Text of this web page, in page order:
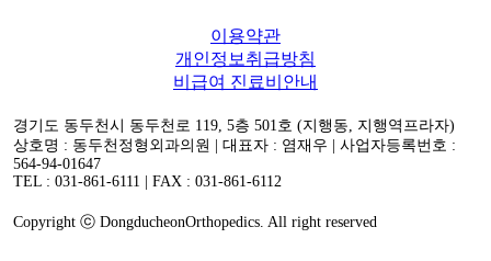
이용약관
개인정보취급방침
비급여 진료비안내
경기도 동두천시 동두천로 119, 5층 501호 (지행동, 지행역프라자)
상호명 : 동두천정형외과의원 | 대표자 : 염재우 | 사업자등록번호 :
564-94-01647
TEL : 031-861-6111 | FAX : 031-861-6112
Copyright ⓒ DongducheonOrthopedics. All right reserved